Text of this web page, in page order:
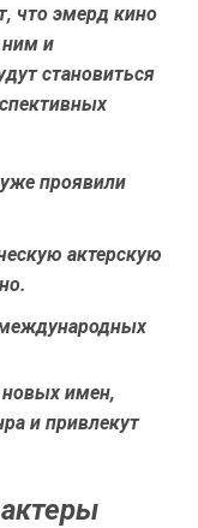
что эмерд кино
ним и
становиться
проявили
актерскую
новых имен,
и привлекут